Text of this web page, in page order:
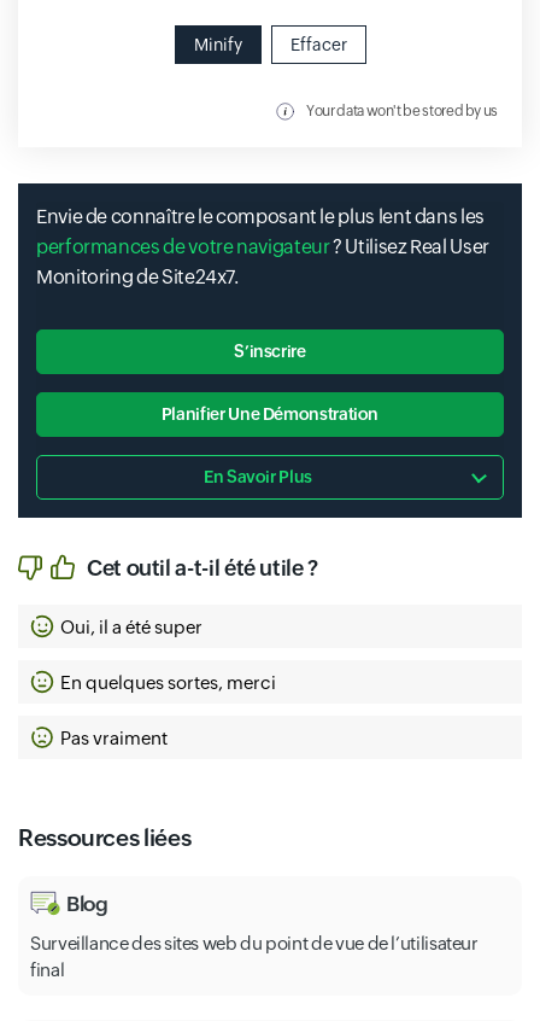
Minify Effacer
Your data won't be stored by us
Envie de connaître le composant le plus lent dans les
performances de votre navigateur? Utilisez Real User
Monitoring de Site24x7.
S’inscrire
Planifier Une Démonstration
En Savoir Plus
Cet outil a-t-il été utile ?
Oui, il a été super
En quelques sortes, merci
Pas vraiment
Ressources liées
Blog
Surveillance des sites web du point de vue de l’utilisateur
final